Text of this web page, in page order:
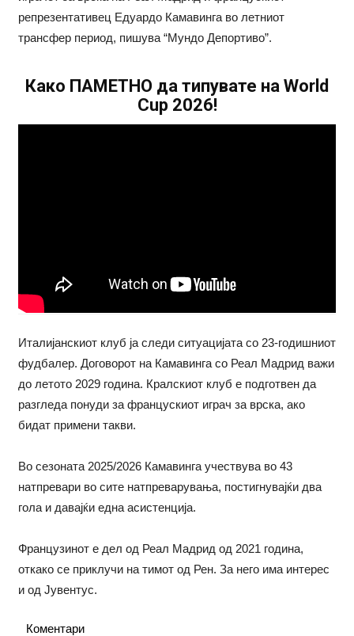
репрезентативец Едуардо Камавинга во летниот
трансфер период, пишува “Мундо Депортиво”.
Како ПАМЕТНО да типувате на World
Cup 2026!
Италијанскиот клуб ја следи ситуацијата со 23-годишниот
фудбалер. Договорот на Камавинга со Реал Мадрид важи
до летото 2029 година. Кралскиот клуб е подготвен да
разгледа понуди за францускиот играч за врска, ако
бидат примени такви.
Во сезоната 2025/2026 Камавинга учествува во 43
натпревари во сите натпреварувања, постигнувајќи два
гола и давајќи една асистенција.
Французинот е дел од Реал Мадрид од 2021 година,
откако се приклучи на тимот од Рен. За него има интерес
и од Јувентус.
Коментари